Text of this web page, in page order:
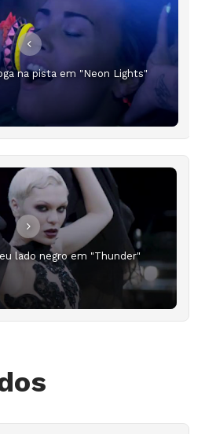
na pista em "Neon Lights"
lado negro em "Thunder"